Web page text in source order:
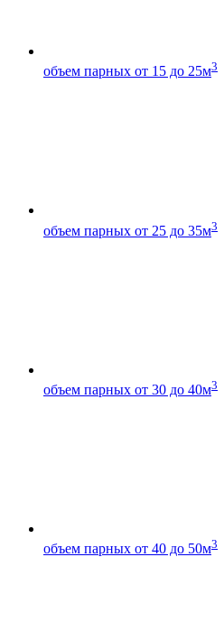
объем парных от 15 до 25м3
объем парных от 25 до 35м3
объем парных от 30 до 40м3
объем парных от 40 до 50м3